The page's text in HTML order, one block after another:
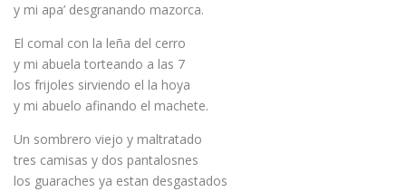
y mi apa’ desgranando mazorca.
El comal con la leña del cerro
y mi abuela torteando a las 7
los frijoles sirviendo el la hoya
y mi abuelo afinando el machete.
Un sombrero viejo y maltratado
tres camisas y dos pantalosnes
los guaraches ya estan desgastados